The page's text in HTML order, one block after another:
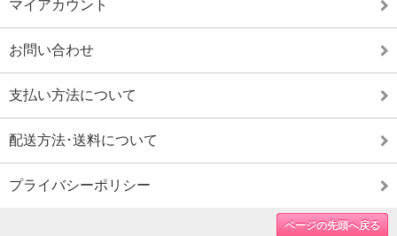
マイアカウント
お問い合わせ
支払い方法について
配送方法･送料について
プライバシーポリシー
ページの先頭へ戻る